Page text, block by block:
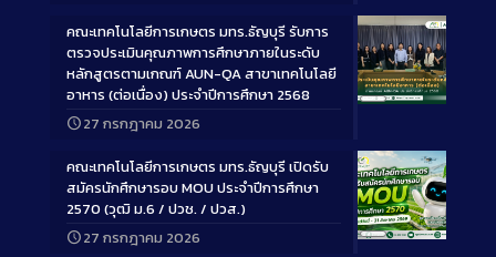
Long
คณะเทคโนโลยีการเกษตร มทร.ธัญบุรี รับการ
ตรวจประเมินคุณภาพการศึกษาภายในระดับ
หลักสูตรตามเกณฑ์ AUN-QA สาขาเทคโนโลยี
อาหาร (ต่อเนื่อง) ประจำปีการศึกษา 2568
27 กรกฎาคม 2026
Long
คณะเทคโนโลยีการเกษตร มทร.ธัญบุรี เปิดรับ
สมัครนักศึกษารอบ MOU ประจำปีการศึกษา
2570 (วุฒิ ม.6 / ปวช. / ปวส.)
27 กรกฎาคม 2026